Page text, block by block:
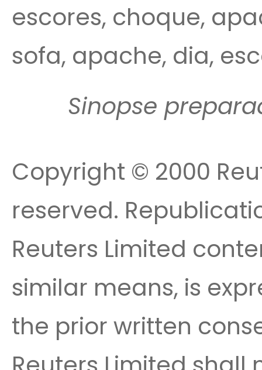
escores, choque,
sofa, apache, dia,
Sinopse
Copyright © 2000
reserved.
Reuters Limited
similar means, is
the prior written